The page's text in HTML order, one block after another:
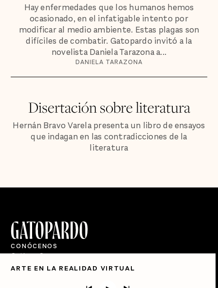
Hay enfermedades que los humanos hemos
ocasionado, en el infatigable intento por
modificar al medio ambiente. Estas plagas son
difíciles de combatir. Gatopardo invitó a la
novelista Daniela Tarazona a...
DANIELA TARAZONA
Disertación sobre literatura
Hernán Bravo Varela presenta un libro de ensayos
que indagan en las contradicciones de la
literatura
ARTE EN LA REALIDAD VIRTUAL
CONÓCENOS
Quiénes Somos
Directorio